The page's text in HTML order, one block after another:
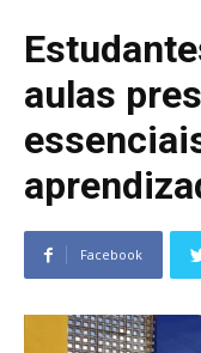
aulas
Facebook